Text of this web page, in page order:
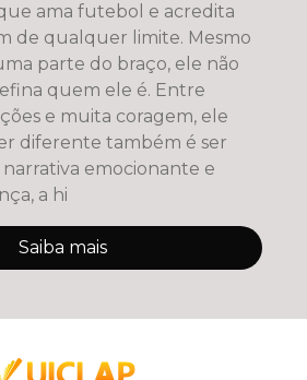
ama futebol e acredita
de qualquer limite. Mesmo
parte do braço, ele não
quem ele é. Entre
e muita coragem, ele
diferente também é ser
a hi
Saiba mais